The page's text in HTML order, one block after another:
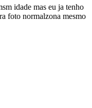
idade mas eu ja tenho
foto normalzona mesmo